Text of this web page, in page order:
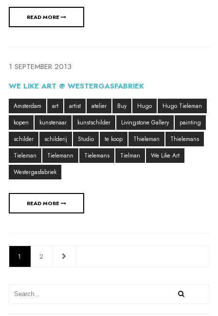
READ MORE
1 SEPTEMBER 2013
WE LIKE ART @ WESTERGASFABRIEK
Amsterdam art artist atelier Buy Hugo
Hugo Tieleman
kopen
kunstenaar kunstschilder Livingstone Gallery
painting
schilder
schilderij Studio te koop Thieleman
Thielemans
Tieleman
Tielemann Tielemans Tielman
We Like Art
Westergasfabriek
READ MORE
1 2